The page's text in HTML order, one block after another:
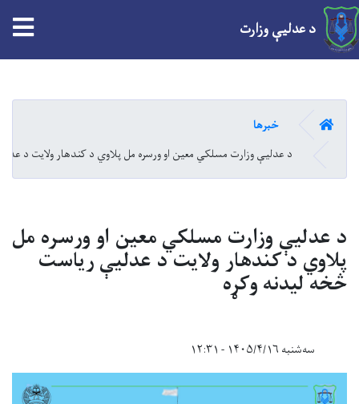
د عدلیې وزارت
کور
خبرها
د عدلیې وزارت مسلکي معین او ورسره مل پلاوي د کندهار ولایت د
د عدلیې وزارت مسلکي معین او ورسره مل
پلاوي د کندهار ولایت د عدلیې ریاست
څخه لیدنه وکړه
سه‌شنبه ۱۴۰۵/۴/۱۶ - ۱۲:۳۱